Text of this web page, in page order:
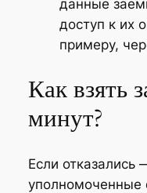
данные
доступ к их
примеру,
Как взять
минут?
Если отказались
уполномоченные